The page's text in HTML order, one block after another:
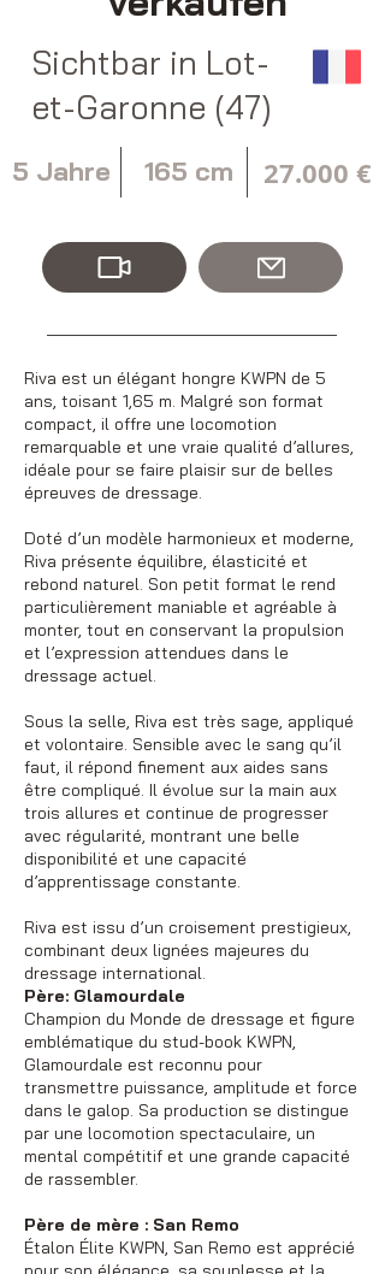
Sichtbar in Lot-
et-Garonne (47)
5 Jahre 165 cm 27.000 €
Riva est un élégant hongre KWPN de 5
ans, toisant 1,65 m. Malgré son format
compact, il offre une locomotion
remarquable et une vraie qualité d’allures,
idéale pour se faire plaisir sur de belles
épreuves de dressage.
Doté d’un modèle harmonieux et moderne,
Riva présente équilibre, élasticité et
rebond naturel. Son petit format le rend
particulièrement maniable et agréable à
monter, tout en conservant la propulsion
et l’expression attendues dans le
dressage actuel.
Sous la selle, Riva est très sage, appliqué
et volontaire. Sensible avec le sang qu’il
faut, il répond finement aux aides sans
être compliqué. Il évolue sur la main aux
trois allures et continue de progresser
avec régularité, montrant une belle
disponibilité et une capacité
d’apprentissage constante.
Riva est issu d’un croisement prestigieux,
combinant deux lignées majeures du
dressage international.
Père: Glamourdale
Champion du Monde de dressage et figure
emblématique du stud-book KWPN,
Glamourdale est reconnu pour
transmettre puissance, amplitude et force
dans le galop. Sa production se distingue
par une locomotion spectaculaire, un
mental compétitif et une grande capacité
de rassembler.
Père de mère : San Remo
Étalon Élite KWPN, San Remo est apprécié